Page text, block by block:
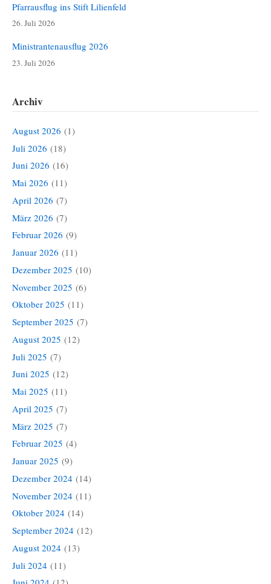
Pfarrausflug ins Stift Lilienfeld
26. Juli 2026
Ministrantenausflug 2026
23. Juli 2026
Archiv
August 2026 (1)
Juli 2026 (18)
Juni 2026 (16)
Mai 2026 (11)
April 2026 (7)
März 2026 (7)
Februar 2026 (9)
Januar 2026 (11)
Dezember 2025 (10)
November 2025 (6)
Oktober 2025 (11)
September 2025 (7)
August 2025 (12)
Juli 2025 (7)
Juni 2025 (12)
Mai 2025 (11)
April 2025 (7)
März 2025 (7)
Februar 2025 (4)
Januar 2025 (9)
Dezember 2024 (14)
November 2024 (11)
Oktober 2024 (14)
September 2024 (12)
August 2024 (13)
Juli 2024 (11)